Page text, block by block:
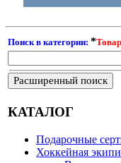
Поиск в категории: *
Расширенный поиск
КАТАЛОГ
Подарочные
Хоккейная